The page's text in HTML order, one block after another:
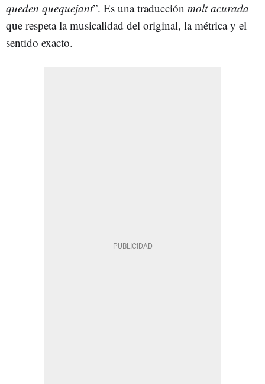
queden quequejant”. Es una traducción molt acurada
que respeta la musicalidad del original, la métrica y el
sentido exacto.